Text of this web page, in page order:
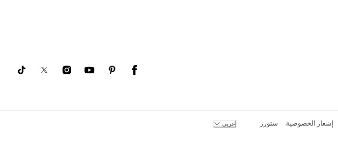
إشعار الخصوصية ستورز عربي